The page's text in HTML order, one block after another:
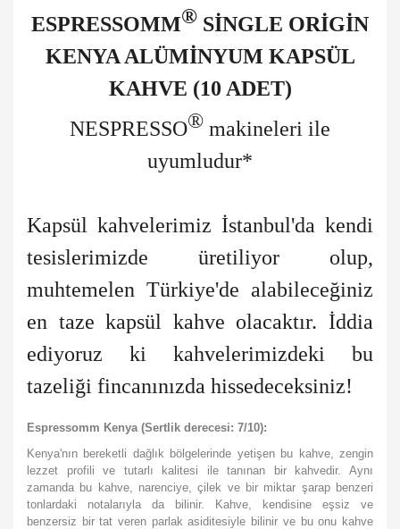
ESPRESSOMM® SİNGLE ORİGİN
KENYA ALÜMİNYUM KAPSÜL
KAHVE (10 ADET)
NESPRESSO® makineleri ile
uyumludur*
Kapsül kahvelerimiz İstanbul'da kendi
tesislerimizde üretiliyor olup,
muhtemelen Türkiye'de alabileceğiniz
en taze kapsül kahve olacaktır. İddia
ediyoruz ki kahvelerimizdeki bu
tazeliği fincanınızda hissedeceksiniz!
Espressomm Kenya (Sertlik derecesi: 7/10):
Kenya'nın bereketli dağlık bölgelerinde yetişen bu kahve, zengin
lezzet profili ve tutarlı kalitesi ile tanınan bir kahvedir. Aynı
zamanda bu kahve, narenciye, çilek ve bir miktar şarap benzeri
tonlardaki notalarıyla da bilinir. Kahve, kendisine eşsiz ve
benzersiz bir tat veren parlak asiditesiyle bilinir ve bu onu kahve